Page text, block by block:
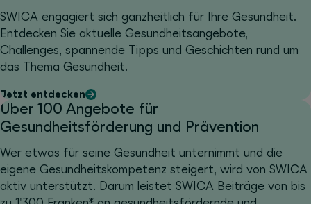
SWICA engagiert sich ganzheitlich für Ihre Gesundheit.
Entdecken Sie aktuelle Gesundheitsangebote,
Challenges, spannende Tipps und Geschichten rund um
das Thema Gesundheit.
Jetzt entdecken
Über 100 Angebote für
Gesundheitsförderung und Prävention
Wer etwas für seine Gesundheit unternimmt und die
eigene Gesundheitskompetenz steigert, wird von SWICA
aktiv unterstützt. Darum leistet SWICA Beiträge von bis